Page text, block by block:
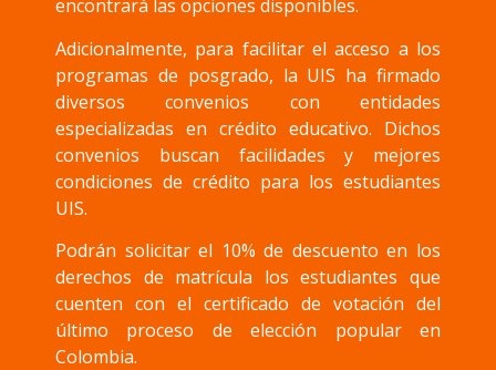
encontrará las opciones disponibles.
Adicionalmente, para facilitar el acceso a los
programas de posgrado, la UIS ha firmado
diversos convenios con entidades
especializadas en crédito educativo. Dichos
convenios buscan facilidades y mejores
condiciones de crédito para los estudiantes
UIS.
Podrán solicitar el 10% de descuento en los
derechos de matrícula los estudiantes que
cuenten con el certificado de votación del
último proceso de elección popular en
Colombia.